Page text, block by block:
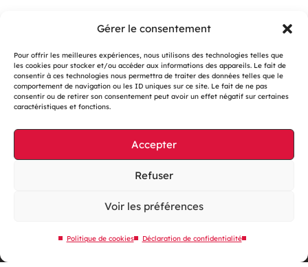
Gérer le consentement
Pour offrir les meilleures expériences, nous utilisons des technologies telles que
les cookies pour stocker et/ou accéder aux informations des appareils. Le fait de
consentir à ces technologies nous permettra de traiter des données telles que le
comportement de navigation ou les ID uniques sur ce site. Le fait de ne pas
consentir ou de retirer son consentement peut avoir un effet négatif sur certaines
caractéristiques et fonctions.
Accepter
Refuser
Voir les préférences
Politique de cookies Déclaration de confidentialité
Gestion des cookies
Mentions légales
Site web éco-conçu
Plan du site